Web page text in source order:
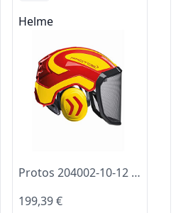
Helme
Protos 204002-10-12 Forsthelm,feines Visier, gelb/rot
199,39 €